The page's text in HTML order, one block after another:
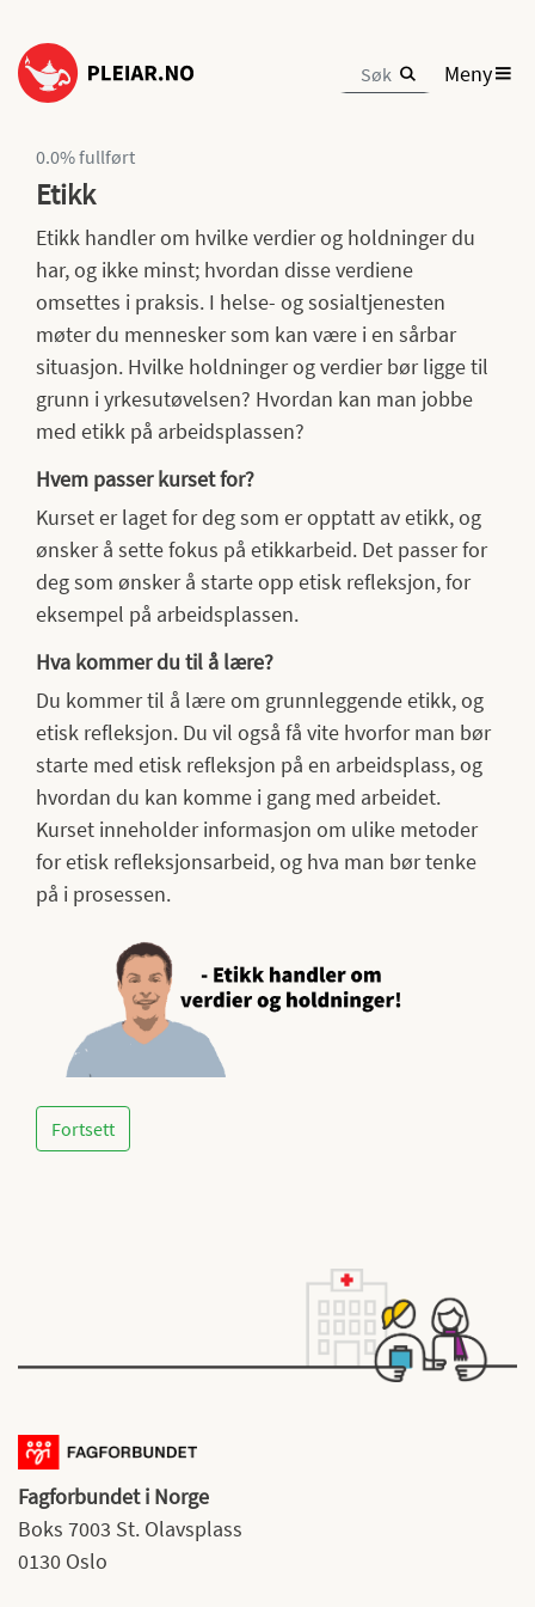
Meny
0.0% fullført
Etikk
Etikk handler om hvilke verdier og holdninger du
har, og ikke minst; hvordan disse verdiene
omsettes i praksis. I helse- og sosialtjenesten
møter du mennesker som kan være i en sårbar
situasjon. Hvilke holdninger og verdier bør ligge til
grunn i yrkesutøvelsen? Hvordan kan man jobbe
med etikk på arbeidsplassen?
Hvem passer kurset for?
Kurset er laget for deg som er opptatt av etikk, og
ønsker å sette fokus på etikkarbeid. Det passer for
deg som ønsker å starte opp etisk refleksjon, for
eksempel på arbeidsplassen.
Hva kommer du til å lære?
Du kommer til å lære om grunnleggende etikk, og
etisk refleksjon. Du vil også få vite hvorfor man bør
starte med etisk refleksjon på en arbeidsplass, og
hvordan du kan komme i gang med arbeidet.
Kurset inneholder informasjon om ulike metoder
for etisk refleksjonsarbeid, og hva man bør tenke
på i prosessen.
Fortsett
Fagforbundet i Norge
Boks 7003 St. Olavsplass
0130 Oslo